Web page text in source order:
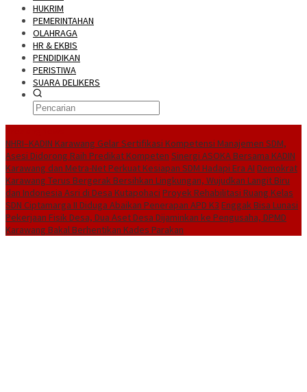
HUKRIM
PEMERINTAHAN
OLAHRAGA
HR & EKBIS
PENDIDIKAN
PERISTIWA
SUARA DELIKERS
NHRI–KADIN Karawang Gelar Sertifikasi Kompetensi Manajemen SDM,
Asesi Didorong Raih Predikat Kompeten Sinergi ASOKA Bersama KADIN
Karawang dan Metra-Net Perkuat Kesiapan SDM Hadapi Era AI Demokrat
Karawang Terus Bergerak Bersihkan Lingkungan, Wujudkan Langit Biru
dan Indonesia Asri di Desa Kutapohaci Proyek Rehabilitasi Ruang Kelas
SDN Ciptamarga II Diduga Abaikan Penerapan APD K3 Enggak Bisa Lunasi
Pekerjaan Fisik Desa, Dua Aset Desa Dijaminkan ke Pengusaha, DPMD
Karawang Bakal Berhentikan Kades Parakan